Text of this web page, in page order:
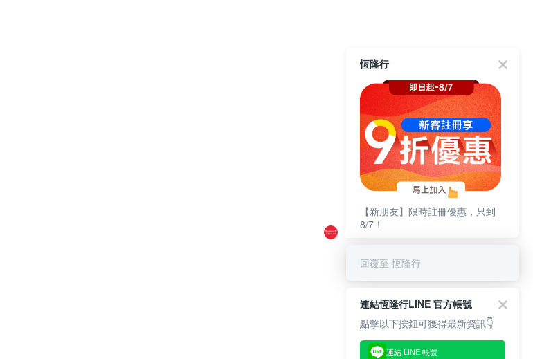
恆隆行
【新朋友】限時註冊優惠，只到
8/7！
回覆至 恆隆行
連結恆隆行LINE 官方帳號
點擊以下按鈕可獲得最新資訊👇
連結 LINE 帳號